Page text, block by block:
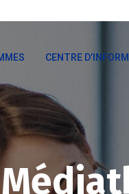
CENTRE